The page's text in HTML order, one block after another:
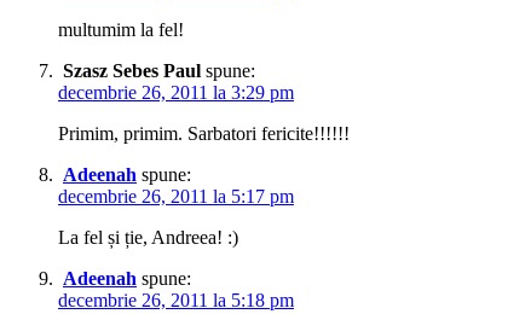
multumim la fel!
Szasz Sebes Paul spune:
decembrie 26, 2011 la 3:29 pm
Primim, primim. Sarbatori fericite!!!!!!
Adeenah spune:
decembrie 26, 2011 la 5:17 pm
La fel și ție, Andreea! :)
Adeenah spune:
decembrie 26, 2011 la 5:18 pm